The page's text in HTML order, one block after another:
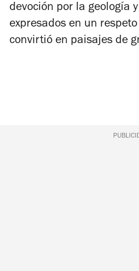
devoción por la geología
expresados en un
convirtió en paisajes de